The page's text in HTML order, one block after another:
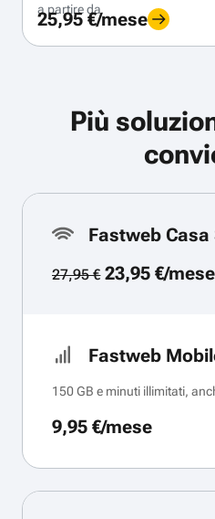
a partire da
25,95 €/mese
Più
Fastweb Casa
27,95 €23,95 €/
Fastweb
150 GB e minuti illimitati,
9,95 €/mese